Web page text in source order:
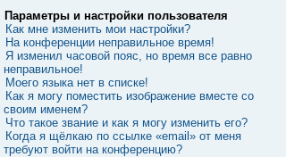
Параметры и настройки пользователя
Как мне изменить мои настройки?
На конференции неправильное время!
Я изменил часовой пояс, но время все равно
неправильное!
Моего языка нет в списке!
Как я могу поместить изображение вместе со
своим именем?
Что такое звание и как я могу изменить его?
Когда я щёлкаю по ссылке «email» от меня
требуют войти на конференцию?